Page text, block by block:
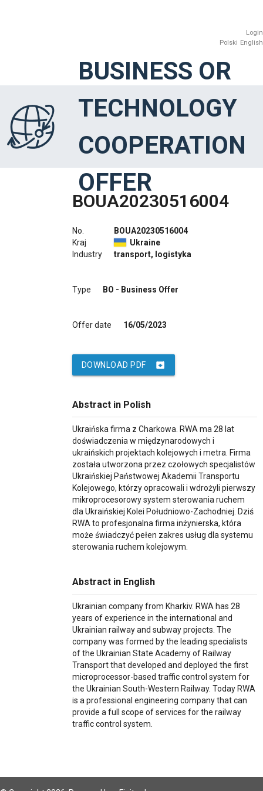
Login
Polski English
BUSINESS OR
TECHNOLOGY
COOPERATION
OFFER
BOUA20230516004
No.
Kraj
Industry
BOUA20230516004
Ukraine
transport, logistyka
Type BO - Business Offer
Offer date 16/05/2023
archive
DOWNLOAD PDF
Abstract in Polish
Ukraińska firma z Charkowa. RWA ma 28 lat
doświadczenia w międzynarodowych i
ukraińskich projektach kolejowych i metra. Firma
została utworzona przez czołowych specjalistów
Ukraińskiej Państwowej Akademii Transportu
Kolejowego, którzy opracowali i wdrożyli pierwszy
mikroprocesorowy system sterowania ruchem
dla Ukraińskiej Kolei Południowo-Zachodniej. Dziś
RWA to profesjonalna firma inżynierska, która
może świadczyć pełen zakres usług dla systemu
sterowania ruchem kolejowym.
Abstract in English
Ukrainian company from Kharkiv. RWA has 28
years of experience in the international and
Ukrainian railway and subway projects. The
company was formed by the leading specialists
of the Ukrainian State Academy of Railway
Transport that developed and deployed the first
microprocessor-based traffic control system for
the Ukrainian South-Western Railway. Today RWA
is a professional engineering company that can
provide a full scope of services for the railway
traffic control system.